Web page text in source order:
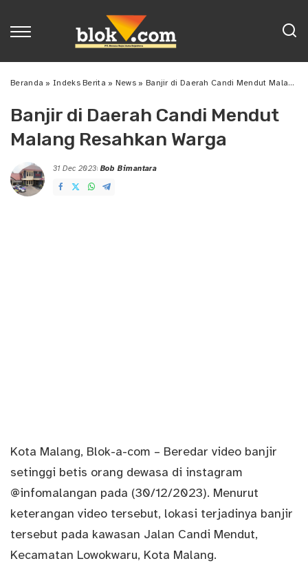
Beranda »Indeks Berita » News » Banjir di Daerah Candi Mendut Malang Resahkan Warga
Banjir di Daerah Candi Mendut
Malang Resahkan Warga
31 Dec 2023
Posted
by
Bob Bimantara
Kota Malang, Blok-a-com – Beredar video banjir
setinggi betis orang dewasa di instagram
@infomalangan pada (30/12/2023). Menurut
keterangan video tersebut, lokasi terjadinya banjir
tersebut pada kawasan Jalan Candi Mendut,
Kecamatan Lowokwaru, Kota Malang.